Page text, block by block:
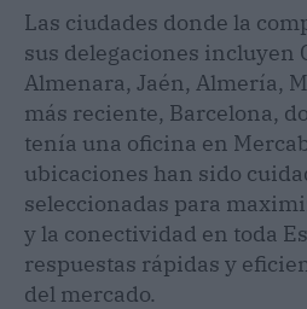
Las ciudades donde la
sus delegaciones incluyen
Almenara, Jaén, Almería,
más reciente, Barcelona,
tenía una oficina en
ubicaciones han sido
seleccionadas para
y la conectividad en toda
respuestas rápidas y
del mercado.